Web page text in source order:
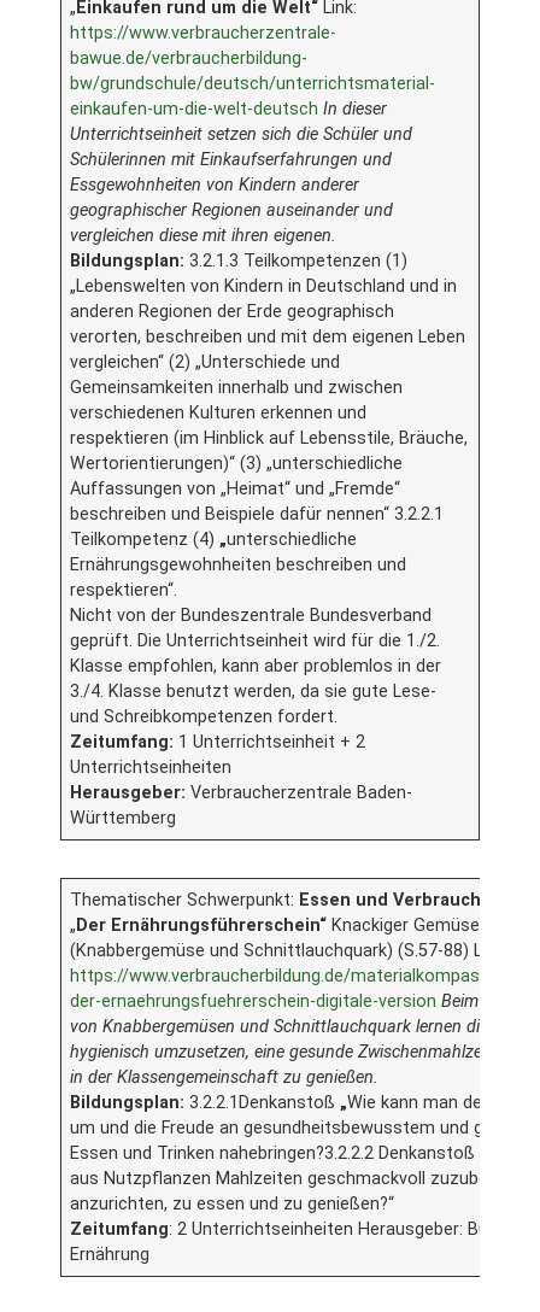
„ Einkaufen rund um die Welt“ Link:
https://www.verbraucherzentrale-
bawue.de/verbraucherbildung-
bw/grundschule/deutsch/unterrichtsmaterial-
einkaufen-um-die-welt-deutsch In dieser
Unterrichtseinheit setzen sich die Schüler und
Schülerinnen mit Einkaufserfahrungen und
Essgewohnheiten von Kindern anderer
geographischer Regionen auseinander und
vergleichen diese mit ihren eigenen.
Bildungsplan: 3.2.1.3 Teilkompetenzen (1)
„Lebenswelten von Kindern in Deutschland und in
anderen Regionen der Erde geographisch
verorten, beschreiben und mit dem eigenen Leben
vergleichen“ (2) „Unterschiede und
Gemeinsamkeiten innerhalb und zwischen
verschiedenen Kulturen erkennen und
respektieren (im Hinblick auf Lebensstile, Bräuche,
Wertorientierungen)“ (3) „unterschiedliche
Auffassungen von „Heimat“ und „Fremde“
beschreiben und Beispiele dafür nennen“ 3.2.2.1
Teilkompetenz (4) „unterschiedliche
Ernährungsgewohnheiten beschreiben und
respektieren“.
Nicht von der Bundeszentrale Bundesverband
geprüft. Die Unterrichtseinheit wird für die 1./2.
Klasse empfohlen, kann aber problemlos in der
3./4. Klasse benutzt werden, da sie gute Lese-
und Schreibkompetenzen fordert.
Zeitumfang: 1 Unterrichtseinheit + 2
Unterrichtseinheiten
Herausgeber:Verbraucherzentrale Baden-
Württemberg
Thematischer Schwerpunkt: Essen und Verbrauch/
„ Der Ernährungsführerschein“ Knackiger Gemüsespaß
(Knabbergemüse und Schnittlauchquark) (S.57-88) Link:
https://www.verbraucherbildung.de/materialkompass/
der-ernaehrungsfuehrerschein-digitale-version Beim
von Knabbergemüsen und Schnittlauchquark lernen die
hygienisch umzusetzen, eine gesunde Zwischenmahlzeit
in der Klassengemeinschaft zu genießen.
Bildungsplan: 3.2.2.1Denkanstoß „Wie kann man den
um und die Freude an gesundheitsbewusstem und
Essen und Trinken nahebringen?3.2.2.2 Denkanstoß
aus Nutzpflanzen Mahlzeiten geschmackvoll
anzurichten, zu essen und zu genießen?“
Zeitumfang: 2 Unterrichtseinheiten Herausgeber:
Ernährung